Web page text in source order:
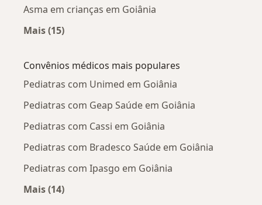
Asma em crianças em Goiânia
Mais (15)
Convênios médicos mais populares
Pediatras com Unimed em Goiânia
Pediatras com Geap Saúde em Goiânia
Pediatras com Cassi em Goiânia
Pediatras com Bradesco Saúde em Goiânia
Pediatras com Ipasgo em Goiânia
Mais (14)